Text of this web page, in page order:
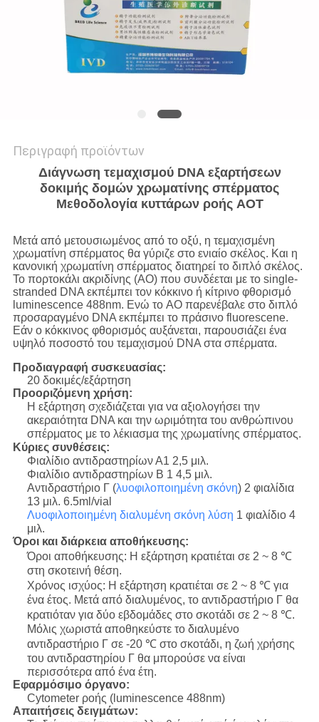
PRIVACY
POLICY
Περιγραφή προϊόντων
Διάγνωση τεμαχισμού DNA εξαρτήσεων
δοκιμής δομών χρωματίνης σπέρματος
Μεθοδολογία κυττάρων ροής AOT
Μετά από μετουσιωμένος από το οξύ, η τεμαχισμένη
χρωματίνη σπέρματος θα γύριζε στο ενιαίο σκέλος. Και η
κανονική χρωματίνη σπέρματος διατηρεί το διπλό σκέλος.
Το πορτοκάλι ακριδίνης (AO) που συνδέεται με το single-
stranded DNA εκπέμπει τον κόκκινο ή κίτρινο φθορισμό
luminescence 488nm. Ενώ το AO παρενέβαλε στο διπλό
προσαραγμένο DNA εκπέμπει το πράσινο fluorescene.
Εάν ο κόκκινος φθορισμός αυξάνεται, παρουσιάζει ένα
υψηλό ποσοστό του τεμαχισμού DNA στα σπέρματα.
Προδιαγραφή συσκευασίας:
20 δοκιμές/εξάρτηση
Προοριζόμενη χρήση:
Η εξάρτηση σχεδιάζεται για να αξιολογήσει την
ακεραιότητα DNA και την ωριμότητα του ανθρώπινου
σπέρματος με το λέκιασμα της χρωματίνης σπέρματος.
Κύριες συνθέσεις:
Φιαλίδιο αντιδραστηρίων Α1 2,5 μιλ.
Φιαλίδιο αντιδραστηρίων Β 1 4,5 μιλ.
Αντιδραστήριο Γ (λυοφιλοποιημένη σκόνη) 2 φιαλίδια
13 μιλ. 6.5ml/vial
Λυοφιλοποιημένη διαλυμένη σκόνη λύση 1 φιαλίδιο 4
μιλ.
Όροι και διάρκεια αποθήκευσης:
Όροι αποθήκευσης: Η εξάρτηση κρατιέται σε 2 ~ 8 ℃
στη σκοτεινή θέση.
Χρόνος ισχύος: Η εξάρτηση κρατιέται σε 2 ~ 8 ℃ για
ένα έτος. Μετά από διαλυμένος, το αντιδραστήριο Γ θα
κρατιόταν για δύο εβδομάδες στο σκοτάδι σε 2 ~ 8 ℃.
Μόλις χωριστά αποθηκεύστε το διαλυμένο
αντιδραστήριο Γ σε -20 ℃ στο σκοτάδι, η ζωή χρήσης
του αντιδραστηρίου Γ θα μπορούσε να είναι
περισσότερα από ένα έτη.
Εφαρμόσιμο όργανο:
Cytometer ροής (luminescence 488nm)
Απαιτήσεις δειγμάτων: